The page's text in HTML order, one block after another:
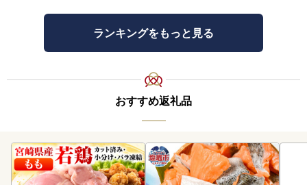
ランキングをもっと見る
おすすめ返礼品